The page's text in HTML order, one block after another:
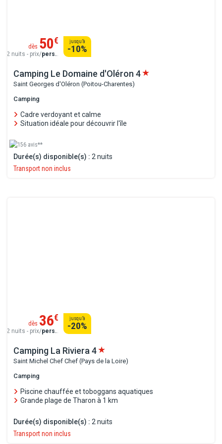
Camping Le Domaine d'Oléron 4
Saint Georges d'Oléron (Poitou-Charentes)
Camping
Cadre verdoyant et calme
Situation idéale pour découvrir l'île
156 avis**
Durée(s) disponible(s) : 2 nuits
Transport non inclus
dès 50€
2 nuits - prix/pers..
jusqu’à
-10%
Camping La Riviera 4
Saint Michel Chef Chef (Pays de la Loire)
Camping
Piscine chauffée et toboggans aquatiques
Grande plage de Tharon à 1 km
Durée(s) disponible(s) : 2 nuits
Transport non inclus
dès 36€
2 nuits - prix/pers.
jusqu’à
-20%